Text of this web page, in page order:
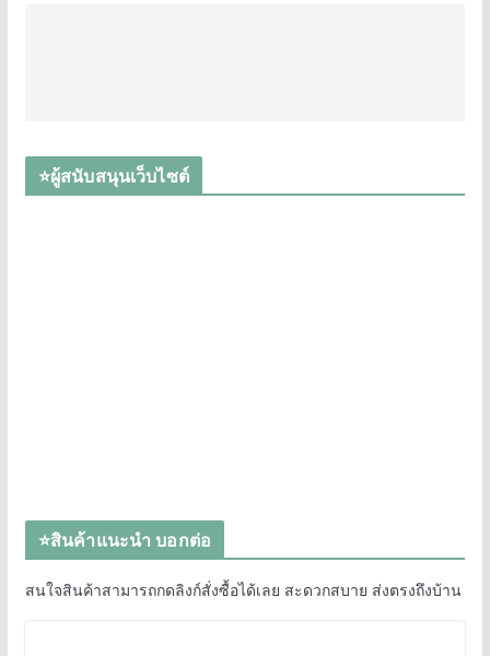
⭐ผู้สนับสนุนเว็บไซต์
⭐สินค้าแนะนำ บอกต่อ
สนใจสินค้าสามารถกดลิงก์สั่งซื้อได้เลย สะดวกสบาย ส่งตรงถึงบ้าน